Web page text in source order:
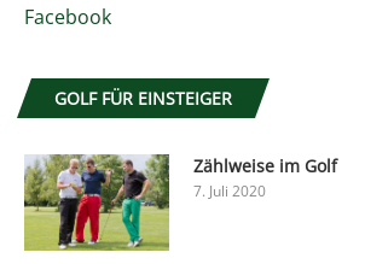
Facebook
GOLF FÜR EINSTEIGER
Zählweise im Golf
7. Juli 2020